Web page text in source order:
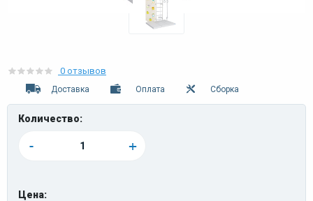
0 отзывов
Доставка Оплата Сборка
Количество:
- +
Цена: